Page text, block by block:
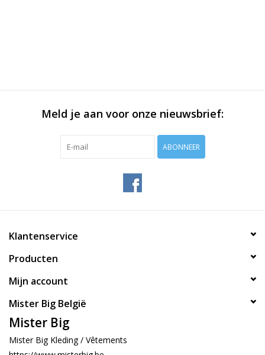
Meld je aan voor onze nieuwsbrief:
ABONNEER
Klantenservice
Producten
Mijn account
Mister Big België
Mister Big
Mister Big Kleding / Vêtements